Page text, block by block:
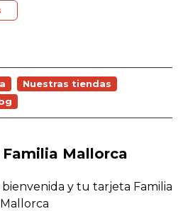
Nuestras tiendas
Mallorca
y tu tarjeta Familia
Mallorca